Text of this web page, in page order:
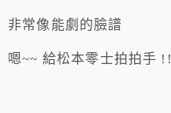
非常像能劇的臉譜
嗯~~ 給松本零士拍拍手 !!